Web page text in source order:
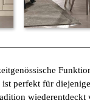
perfekt für
wiederentdeckt